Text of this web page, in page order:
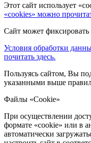
Этот сайт использует
«cookies» можно
Сайт может фиксировать
Условия обработки
почитать здесь.
Пользуясь сайтом, Вы
указанными выше
Файлы «Cookie»
При осуществлении
формате «cookie» или в
автоматически